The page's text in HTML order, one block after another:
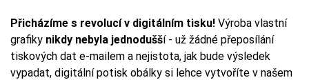
Přicházíme s revolucí v digitálním tisku! Výroba vlastní
grafiky nikdy nebyla jednodušší - už žádné přeposílání
tiskových dat e-mailem a nejistota, jak bude výsledek
vypadat, digitální potisk obálky si lehce vytvoříte v našem